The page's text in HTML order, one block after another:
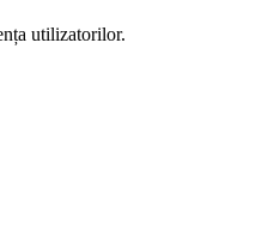
utilizatorilor.